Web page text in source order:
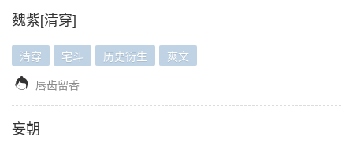
魏紫[清穿]
清穿 宅斗 历史衍生 爽文
 唇齿留香
妄朝